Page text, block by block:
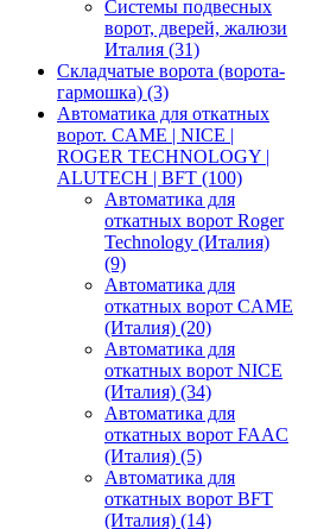
Системы подвесных
ворот, дверей, жалюзи
Италия (31)
Складчатые ворота (ворота-
гармошка) (3)
Автоматика для откатных
ворот. CAME | NICE |
ROGER TECHNOLOGY |
ALUTECH | BFT (100)
Автоматика для
откатных ворот Roger
Technology (Италия)
(9)
Автоматика для
откатных ворот CAME
(Италия) (20)
Автоматика для
откатных ворот NICE
(Италия) (34)
Автоматика для
откатных ворот FAAC
(Италия) (5)
Автоматика для
откатных ворот BFT
(Италия) (14)